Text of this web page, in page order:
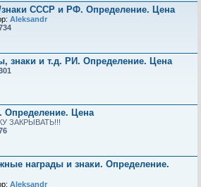
знаки СССР и РФ. Определение. Цена
Aleksandr
знаки и т.д. РИ. Определение. Цена
Определение. Цена
ЗАКРЫВАТЬ!!!
награды и знаки. Определение.
Aleksandr